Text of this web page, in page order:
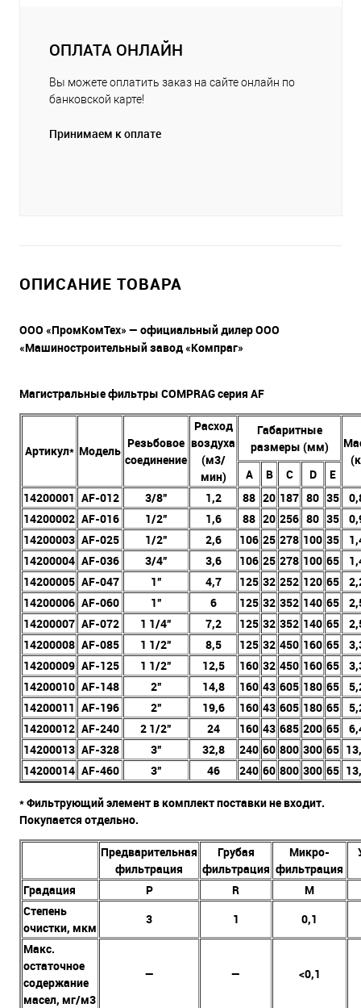
ОПЛАТА ОНЛАЙН
Вы можете оплатить заказ на сайте онлайн по
банковской карте!
Принимаем к оплате
ОПИСАНИЕ ТОВАРА
ООО «ПромКомТех» — официальный дилер ООО
«Машиностроительный завод «Компраг»
Магистральные фильтры COMPRAG серия AF
Артикул* Модель
Резьбовое
соединение
Расход
воздуха
(м3/
мин)
Габаритные
размеры (мм)
A
B C D
E
14200001 AF-012 3/8” 1,2 88 20 187 80 35
14200002 AF-016 1/2” 1,6 88 20 256 80 35
14200003 AF-025 1/2” 2,6 106 25 278 100 35
14200004 AF-036 3/4” 3,6 106 25 278 100 65
14200005 AF-047 1” 4,7 125 32 252 120 65
14200006 AF-060 1” 6 125 32 352 140 65
14200007 AF-072 1 1/4” 7,2 125 32 352 140 65
14200008 AF-085 1 1/2” 8,5 125 32 450 160 65
14200009 AF-125 1 1/2” 12,5 160 32 450 160 65
14200010 AF-148 2” 14,8 160 43 605 180 65
14200011 AF-196 2” 19,6 160 43 605 180 65
14200012 AF-240 2 1/2” 24 160 43 685 200 65
14200013 AF-328 3” 32,8 240 60 800 300 65
14200014 AF-460 3” 46 240 60 800 300 65
* Фильтрующий элемент в комплект поставки не входит.
Покупается отдельно.
Предварительная
фильтрация
Грубая
фильтрация
Микро-
фильтрация
Градация P R
M
Степень
очистки, мкм
3 1
0,1
Макс.
остаточное
содержание
масел, мг/м3
— — <0,1